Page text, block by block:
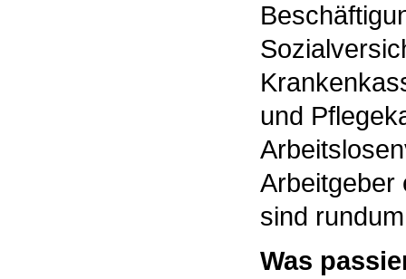
und
Arbeitgeber
sind
Was